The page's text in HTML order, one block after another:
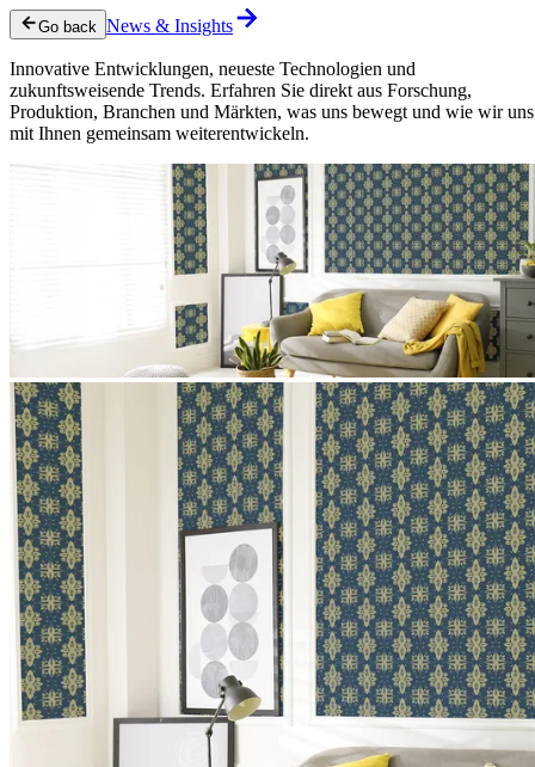
Go back News & Insights
Innovative Entwicklungen, neueste Technologien und
zukunftsweisende Trends. Erfahren Sie direkt aus Forschung,
Produktion, Branchen und Märkten, was uns bewegt und wie wir uns
mit Ihnen gemeinsam weiterentwickeln.